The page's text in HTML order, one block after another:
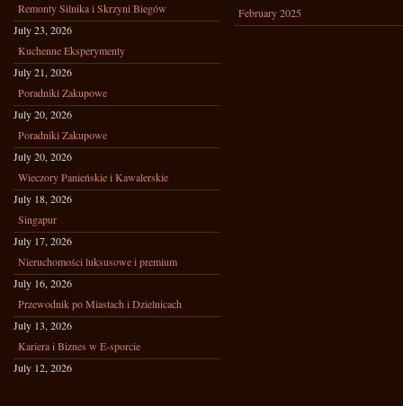
Remonty Silnika i Skrzyni Biegów
July 23, 2026
Kuchenne Eksperymenty
July 21, 2026
Poradniki Zakupowe
July 20, 2026
Poradniki Zakupowe
July 20, 2026
Wieczory Panieńskie i Kawalerskie
July 18, 2026
Singapur
July 17, 2026
Nieruchomości luksusowe i premium
July 16, 2026
Przewodnik po Miastach i Dzielnicach
July 13, 2026
Kariera i Biznes w E-sporcie
July 12, 2026
February 2025